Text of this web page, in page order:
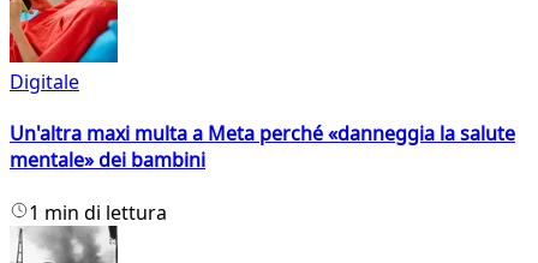
Digitale
Un'altra maxi multa a Meta perché «danneggia la salute
mentale» dei bambini
1 min di lettura